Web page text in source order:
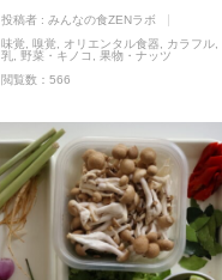
投稿者 : みんなの食ZENラボ
味覚
嗅覚 オリエンタル食器 カラフル
乳
野菜・キノコ
果物・ナッツ
閲覧数：566